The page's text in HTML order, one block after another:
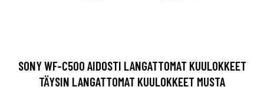
SONY WF-C500 AIDOSTI LANGATTOMAT KUULOKKEET
TÄYSIN LANGATTOMAT KUULOKKEET MUSTA